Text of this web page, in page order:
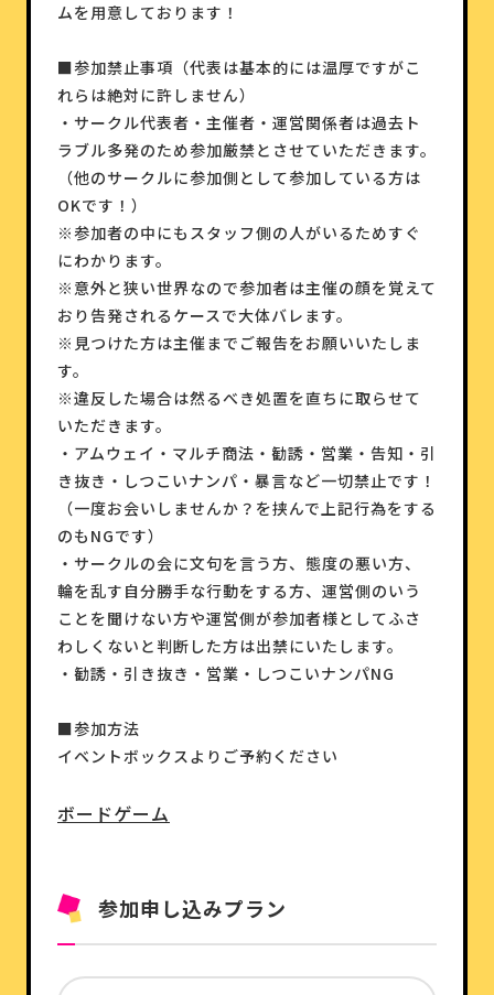
ムを用意しております！
■参加禁止事項（代表は基本的には温厚ですがこ
れらは絶対に許しません）
・サークル代表者・主催者・運営関係者は過去ト
ラブル多発のため参加厳禁とさせていただきます。
（他のサークルに参加側として参加している方は
OKです！）
※参加者の中にもスタッフ側の人がいるためすぐ
にわかります。
※意外と狭い世界なので参加者は主催の顔を覚えて
おり告発されるケースで大体バレます。
※見つけた方は主催までご報告をお願いいたしま
す。
※違反した場合は然るべき処置を直ちに取らせて
いただきます。
・アムウェイ・マルチ商法・勧誘・営業・告知・引
き抜き・しつこいナンパ・暴言など一切禁止です！
（一度お会いしませんか？を挟んで上記行為をする
のもNGです）
・サークルの会に文句を言う方、態度の悪い方、
輪を乱す自分勝手な行動をする方、運営側のいう
ことを聞けない方や運営側が参加者様としてふさ
わしくないと判断した方は出禁にいたします。
・勧誘・引き抜き・営業・しつこいナンパNG
■参加方法
イベントボックスよりご予約ください
ボードゲーム
参加申し込みプラン